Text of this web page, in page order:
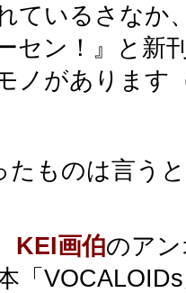
ているさなか
セン！』と新
ノがあります
たものは言う
KEI画伯のア
「